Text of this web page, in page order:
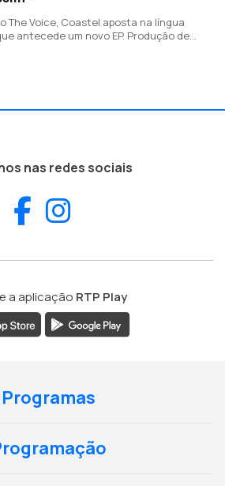
The Voice, Coastel aposta na língua
antecede um novo EP. Produção de
nas redes sociais
Facebook
a aplicação RTP Play
Programas